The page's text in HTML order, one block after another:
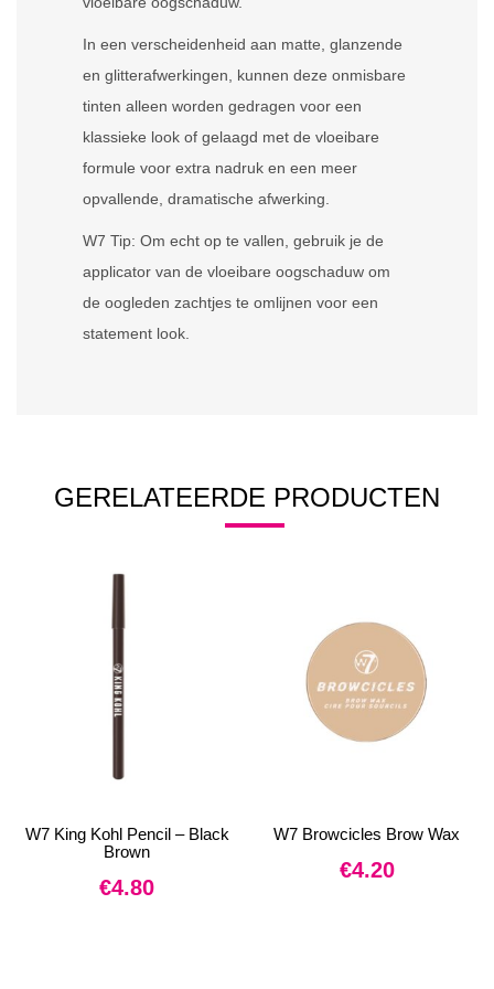
In een verscheidenheid aan matte, glanzende
en glitterafwerkingen, kunnen deze onmisbare
tinten alleen worden gedragen voor een
klassieke look of gelaagd met de vloeibare
formule voor extra nadruk en een meer
opvallende, dramatische afwerking.
W7 Tip: Om echt op te vallen, gebruik je de
applicator van de vloeibare oogschaduw om
de oogleden zachtjes te omlijnen voor een
statement look.
GERELATEERDE PRODUCTEN
W7 King Kohl Pencil – Black
Brown
€4.80
W7 Browcicles Brow Wax
€4.20